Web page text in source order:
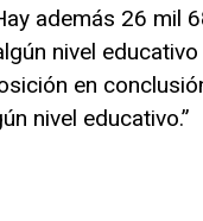
además 26 mil
nivel
en
nivel educativo.”